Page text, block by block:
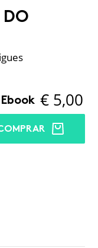
DO
Ebook € 5,00